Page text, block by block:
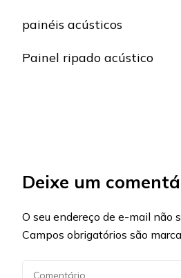
painéis acústicos
Painel ripado acústico
Deixe um
O seu endereço de e-mail não
Campos obrigatórios são